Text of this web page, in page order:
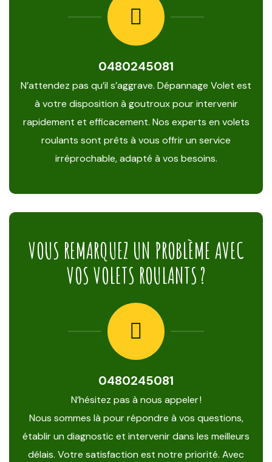
0480245081
N’attendez pas qu’il s’aggrave. Dépannage Volet est
à votre disposition à goutroux pour intervenir
rapidement et efficacement. Nos experts en volets
roulants sont prêts à vous offrir un service
irréprochable, adapté à vos besoins.
VOUS REMARQUEZ UN PROBLÈME AVEC
VOS VOLETS ROULANTS ?
0480245081
N’hésitez pas à nous appeler !
Nous sommes là pour répondre à vos questions,
établir un diagnostic et intervenir dans les meilleurs
délais. Votre satisfaction est notre priorité. Avec